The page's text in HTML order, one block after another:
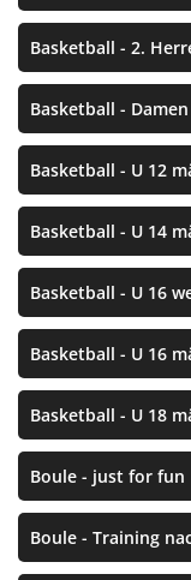
Basketball - 2.
Basketball - Damen
Basketball - U 12
Basketball - U 14
Basketball - U 16
Basketball - U 16
Basketball - U 18
Boule - just for fun
Boule - Training